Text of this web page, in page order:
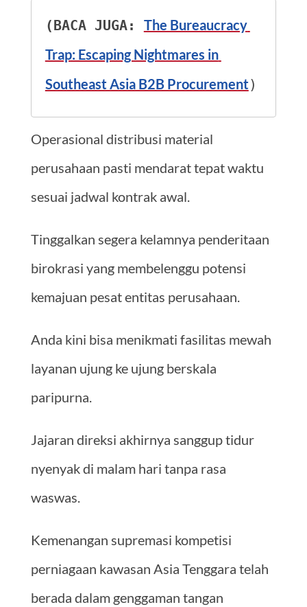
(BACA JUGA: The Bureaucracy
Trap: Escaping Nightmares in
Southeast Asia B2B Procurement)
Operasional distribusi material
perusahaan pasti mendarat tepat waktu
sesuai jadwal kontrak awal.
Tinggalkan segera kelamnya penderitaan
birokrasi yang membelenggu potensi
kemajuan pesat entitas perusahaan.
Anda kini bisa menikmati fasilitas mewah
layanan ujung ke ujung berskala
paripurna.
Jajaran direksi akhirnya sanggup tidur
nyenyak di malam hari tanpa rasa
waswas.
Kemenangan supremasi kompetisi
perniagaan kawasan Asia Tenggara telah
berada dalam genggaman tangan